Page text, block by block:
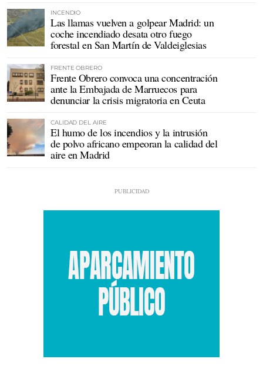
INCENDIO
Las llamas vuelven a golpear Madrid: un
coche incendiado desata otro fuego
forestal en San Martín de Valdeiglesias
FRENTE OBRERO
Frente Obrero convoca una concentración
ante la Embajada de Marruecos para
denunciar la crisis migratoria en Ceuta
CALIDAD DEL AIRE
El humo de los incendios y la intrusión
de polvo africano empeoran la calidad del
aire en Madrid